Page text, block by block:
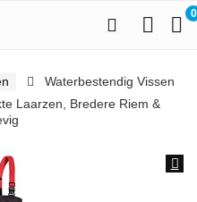
0
Waterbestendig Vissen
Laarzen, Bredere Riem &